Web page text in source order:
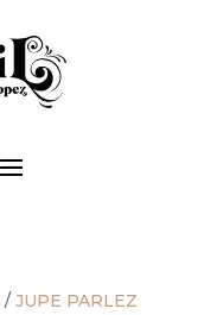
/ JUPE PARLEZ